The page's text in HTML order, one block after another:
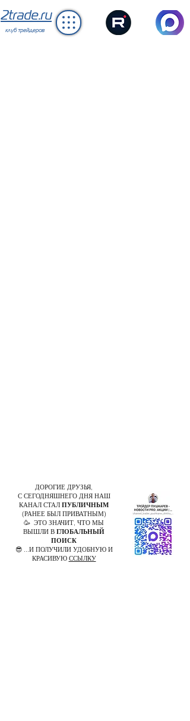
2trade.ru
клуб трейдеров
ДОРОГИЕ ДРУЗЬЯ,
С СЕГОДНЯШНЕГО ДНЯ НАШ
КАНАЛ СТАЛ ПУБЛИЧНЫМ
(РАНЕЕ БЫЛ ПРИВАТНЫМ)
🥳 ЭТО ЗНАЧИТ, ЧТО МЫ
ВЫШЛИ В ГЛОБАЛЬНЫЙ
ПОИСК
😎 ...И ПОЛУЧИЛИ УДОБНУЮ И
КРАСИВУЮ ССЫЛКУ